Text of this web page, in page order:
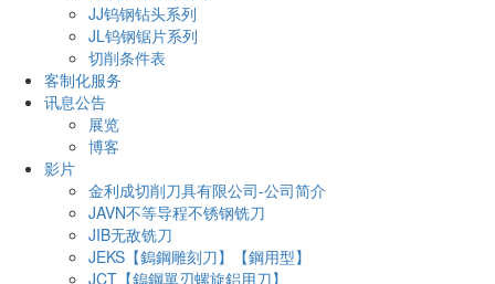
JJ钨钢钻头系列
JL钨钢锯片系列
切削条件表
客制化服务
讯息公告
展览
博客
影片
金利成切削刀具有限公司-公司简介
JAVN不等导程不锈钢铣刀
JIB无敌铣刀
JEKS【鎢鋼雕刻刀】【鋼用型】
JCT【鎢鋼單刃螺旋鋁用刀】